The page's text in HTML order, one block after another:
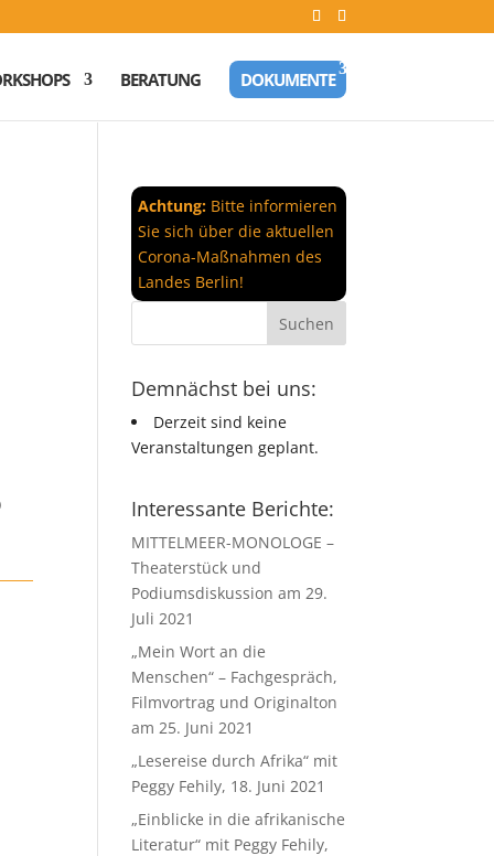
BERATUNG DOKUMENTE
Achtung: Bitte informieren
Sie sich über die aktuellen
Corona-Maßnahmen des
Landes Berlin!
Demnächst bei uns:
Derzeit sind keine
Veranstaltungen geplant.
Interessante Berichte:
MITTELMEER-MONOLOGE –
Theaterstück und
Podiumsdiskussion am 29.
Juli 2021
„Mein Wort an die
Menschen“ – Fachgespräch,
Filmvortrag und Originalton
am 25. Juni 2021
„Lesereise durch Afrika“ mit
Peggy Fehily, 18. Juni 2021
„Einblicke in die afrikanische
Literatur“ mit Peggy Fehily,